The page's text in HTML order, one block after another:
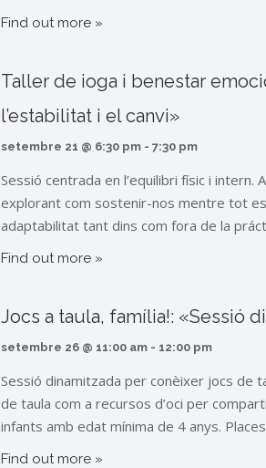
Find out more »
Taller de ioga i benestar
l’estabilitat i el canvi»
setembre 21 @ 6:30 pm - 7:30 pm
Sessió centrada en l’equilibri físic i
explorant com sostenir-nos mentre tot
adaptabilitat tant dins com fora de la
Find out more »
Jocs a taula, família!: «Sessió
setembre 26 @ 11:00 am - 12:00 pm
Sessió dinamitzada per conèixer jocs de
de taula com a recursos d’oci per
infants amb edat mínima de 4 anys.
Find out more »